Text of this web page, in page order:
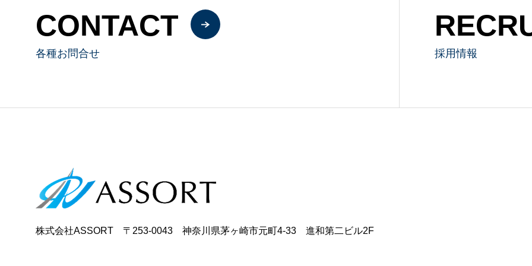
CONTACT
各種お問合せ 採用情報
株式会社ASSORT 〒253-0043 神奈川県茅ヶ崎市元町4-33 進和第二ビル2F